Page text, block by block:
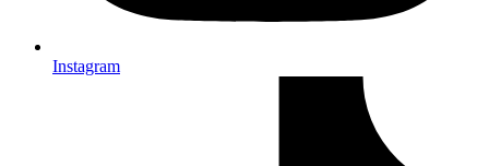
Instagram